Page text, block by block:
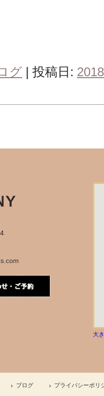
グ | 投稿日:
大
ブログ プライバシーポリ